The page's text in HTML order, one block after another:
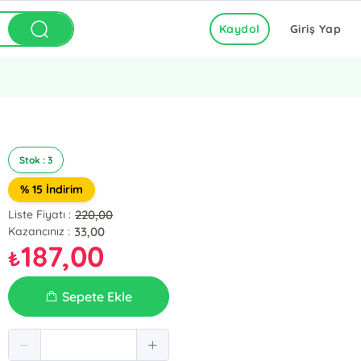
Giriş Yap
Kaydol
Stok : 3
% 15 İndirim
Liste Fiyatı : 220,00
Kazancınız : 33,00
₺187,00
Sepete Ekle